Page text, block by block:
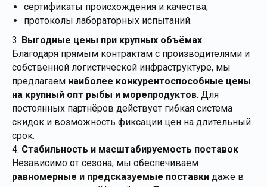
сертификаты происхождения и качества;
протоколы лабораторных испытаний.
3. Выгодные цены при крупных объёмах
Благодаря прямым контрактам с производителями и
собственной логистической инфраструктуре, мы
предлагаем наиболее конкурентоспособные цены
на крупный опт рыбы и морепродуктов. Для
постоянных партнёров действует гибкая система
скидок и возможность фиксации цен на длительный
срок.
4. Стабильность и масштабируемость поставок
Независимо от сезона, мы обеспечиваем
равномерные и предсказуемые поставки даже в